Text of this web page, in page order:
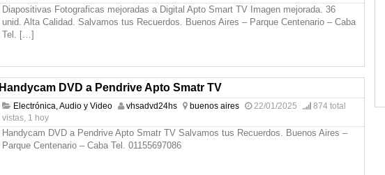
Diapositivas Fotograficas mejoradas a Digital Apto Smart TV Imagen mejorada. 36
unid. Alta Calidad. Salvamos tus Recuerdos. Buenos Aires – Parque Centenario – Caba
Tel. […]
Handycam DVD a Pendrive Apto Smatr TV
Electrónica, Audio y Video vhsadvd24hs buenos aires 22/01/2025
874 total
vistas, 1 hoy
Handycam DVD a Pendrive Apto Smatr TV Salvamos tus Recuerdos. Buenos Aires –
Parque Centenario – Caba Tel. 01155697086